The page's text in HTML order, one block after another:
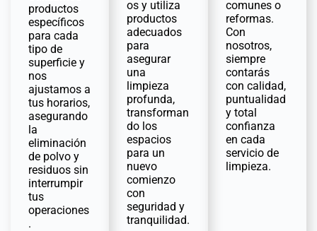
productos
específicos
para cada
tipo de
superficie y
nos
ajustamos a
tus horarios,
asegurando
la
eliminación
de polvo y
residuos sin
interrumpir
tus
operaciones
.
os y utiliza
productos
adecuados
para
asegurar
una
limpieza
profunda,
transforman
do los
espacios
para un
nuevo
comienzo
con
seguridad y
tranquilidad.
comunes o
reformas.
Con
nosotros,
siempre
contarás
con calidad,
puntualidad
y total
confianza
en cada
servicio de
limpieza.